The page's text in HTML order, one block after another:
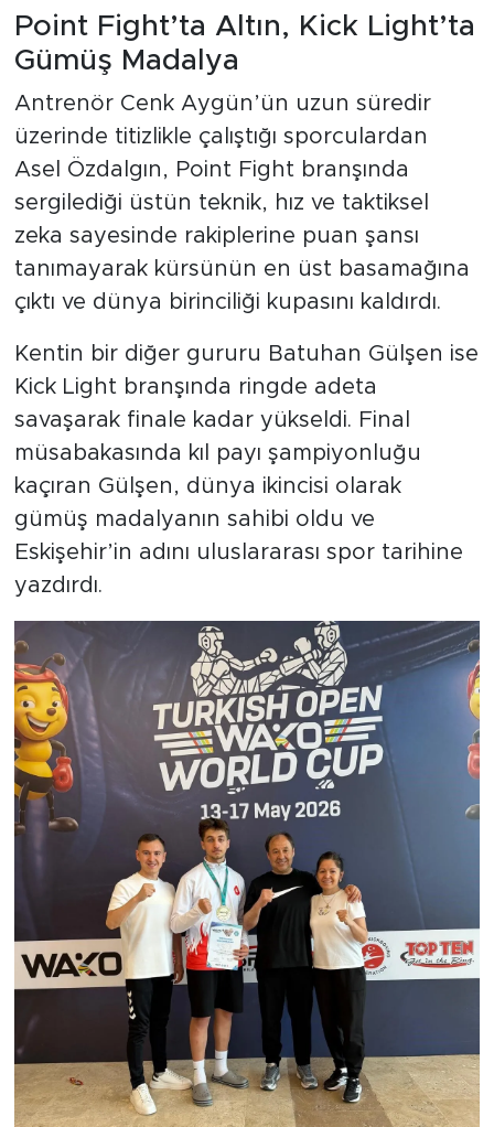
Point Fight’ta Altın, Kick Light’ta
Gümüş Madalya
Antrenör Cenk Aygün’ün uzun süredir
üzerinde titizlikle çalıştığı sporculardan
Asel Özdalgın, Point Fight branşında
sergilediği üstün teknik, hız ve taktiksel
zeka sayesinde rakiplerine puan şansı
tanımayarak kürsünün en üst basamağına
çıktı ve dünya birinciliği kupasını kaldırdı.
Kentin bir diğer gururu Batuhan Gülşen ise
Kick Light branşında ringde adeta
savaşarak finale kadar yükseldi. Final
müsabakasında kıl payı şampiyonluğu
kaçıran Gülşen, dünya ikincisi olarak
gümüş madalyanın sahibi oldu ve
Eskişehir’in adını uluslararası spor tarihine
yazdırdı.